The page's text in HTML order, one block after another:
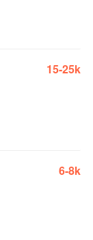
15-25k
6-8k